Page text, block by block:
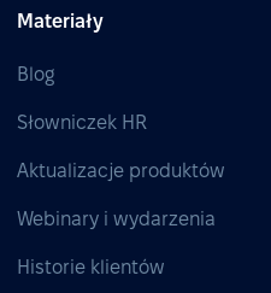
Materiały
Blog
Słowniczek HR
Aktualizacje produktów
Webinary i wydarzenia
Historie klientów